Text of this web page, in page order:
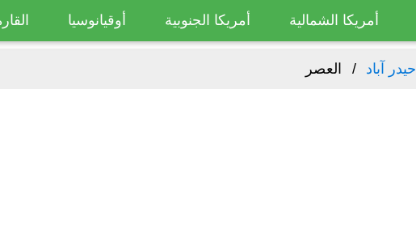
أمريكا الشمالية أمريكا الجنوبية أوقيانوسيا
حیدر آباد العصر